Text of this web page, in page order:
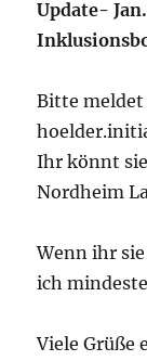
Update-
Bitte
Ihr könnt
Nordheim
Wenn ihr
ich
Viele Grüße